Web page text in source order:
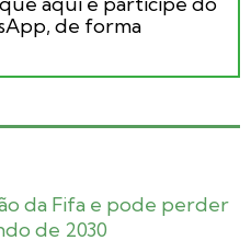
de forma
da Fifa e pode perder
de 2030